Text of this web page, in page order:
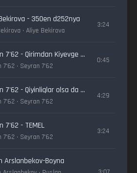
- 350en d252nya
• Aliye Bekirova
3:24
Seyran 7'62 - Qirimdan Kiyevge (Davet 20.11.2015)
7'62 • Seyran 7'62
0:45
Seyran 7'62 - Qiyinliqlar olsa da (ЭМДЖИЭЛ ile)
7'62 • Seyran 7'62
4:29
7'62 - TEMEL
7'62 • Seyran 7'62
3:24
Arslanbekov-Boyna